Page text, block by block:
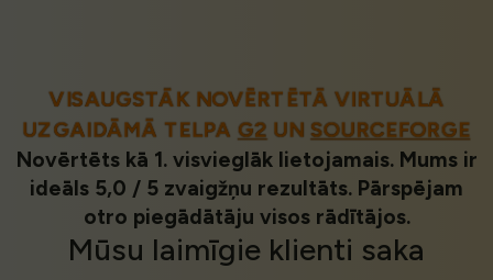
VISAUGSTĀK NOVĒRTĒTĀ VIRTUĀLĀ
UZGAIDĀMĀ TELPA G2 UN SOURCEFORGE
Novērtēts kā 1. visvieglāk lietojamais. Mums ir
ideāls 5,0 / 5 zvaigžņu rezultāts. Pārspējam
otro piegādātāju visos rādītājos.
Mūsu laimīgie klienti saka